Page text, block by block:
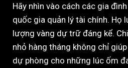
Hãy nhìn vào cách các gia
quốc gia quản lý tài chính. Họ
lượng vàng dự trữ đáng kể.
nhỏ hàng tháng không chỉ
dự phòng cho những lúc ốm